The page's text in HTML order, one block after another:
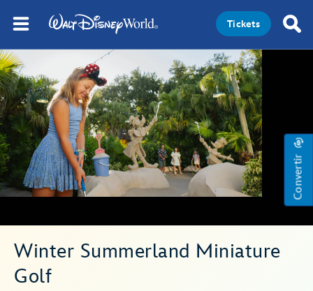
Tickets
Convertir
Winter Summerland Miniature
Golf